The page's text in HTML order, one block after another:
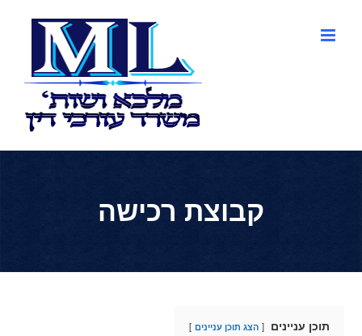
קבוצת רכישה
תוכן עניינים הצג תוכן עניינים